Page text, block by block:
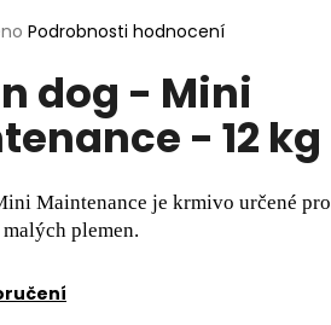
Podrobnosti hodnocení
dog - Mini
- 12 kg
Maintenance je krmivo určené pro
plemen.